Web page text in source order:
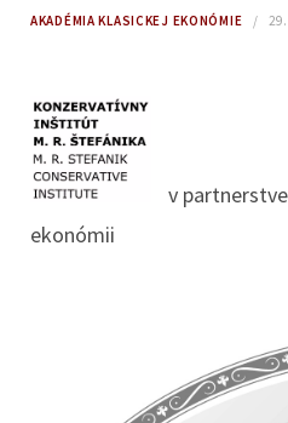
AKADÉMIA KLASICKEJ EKONÓMIE
v
ekonómii